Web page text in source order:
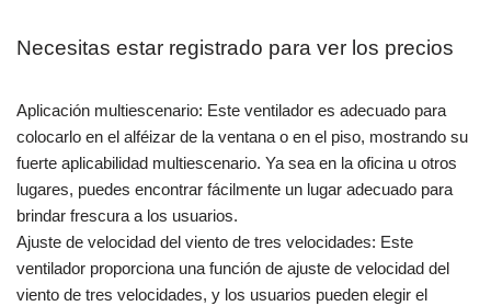
Necesitas estar registrado para ver los precios
Aplicación multiescenario: Este ventilador es adecuado para
colocarlo en el alféizar de la ventana o en el piso, mostrando su
fuerte aplicabilidad multiescenario. Ya sea en la oficina u otros
lugares, puedes encontrar fácilmente un lugar adecuado para
brindar frescura a los usuarios.
Ajuste de velocidad del viento de tres velocidades: Este
ventilador proporciona una función de ajuste de velocidad del
viento de tres velocidades, y los usuarios pueden elegir el